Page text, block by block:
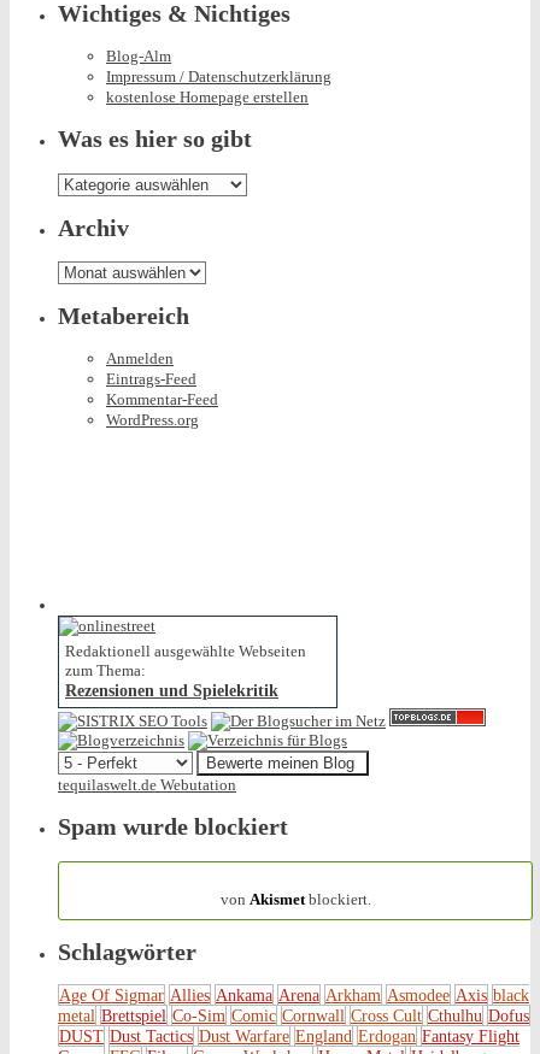
Wichtiges & Nichtiges
Blog-Alm
Impressum / Datenschutzerklärung
kostenlose Homepage erstellen
Was es hier so gibt
Was
es
hier
so
gibt
Archiv
Archiv
Metabereich
Anmelden
Eintrags-Feed
Kommentar-Feed
WordPress.org
Redaktionell ausgewählte Webseiten
zum Thema:
Rezensionen und Spielekritik
tequilaswelt.de Webutation
Spam wurde blockiert
von Akismetblockiert.
Schlagwörter
Age Of Sigmar Allies Ankama Arena Arkham Asmodee Axis black
metal Brettspiel Co-Sim Comic Cornwall Cross Cult Cthulhu Dofus
DUST Dust Tactics Dust Warfare England Erdogan Fantasy Flight